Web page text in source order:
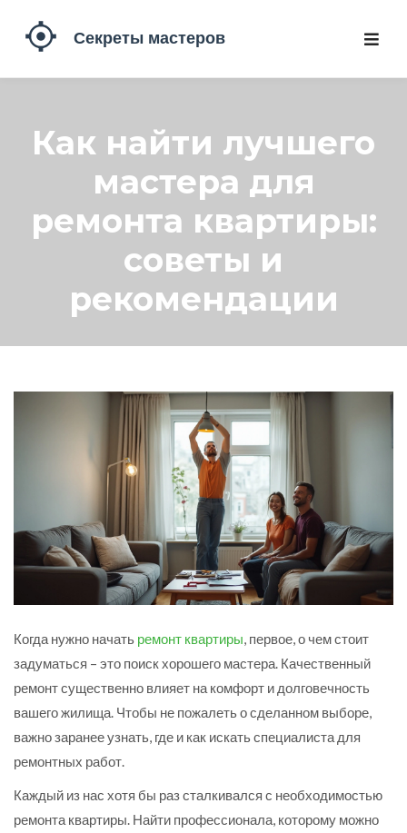
Как найти лучшего
мастера для
ремонта квартиры:
советы и
рекомендации
Когда нужно начать ремонт квартиры, первое, о чем стоит
задуматься – это поиск хорошего мастера. Качественный
ремонт существенно влияет на комфорт и долговечность
вашего жилища. Чтобы не пожалеть о сделанном выборе,
важно заранее узнать, где и как искать специалиста для
ремонтных работ.
Каждый из нас хотя бы раз сталкивался с необходимостью
ремонта квартиры. Найти профессионала, которому можно